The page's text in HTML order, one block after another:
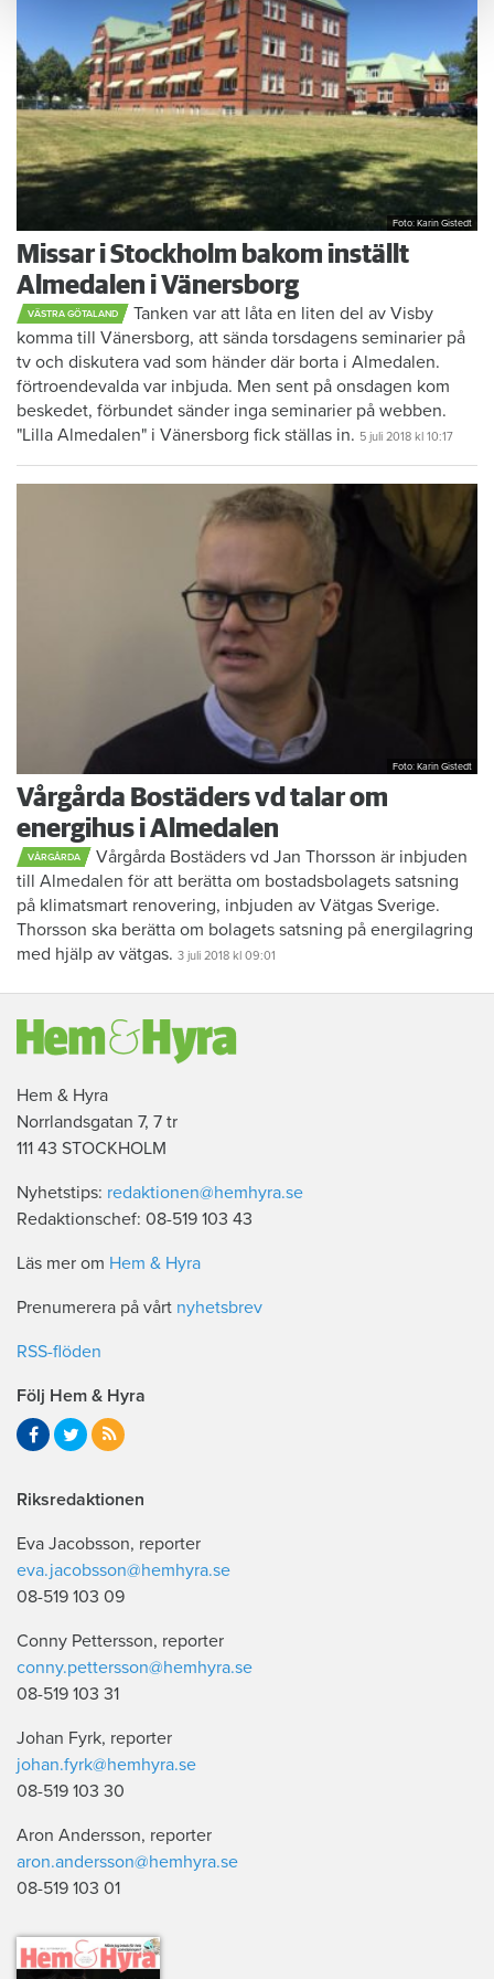
Foto: Karin Gistedt
Missar i Stockholm bakom inställt
Almedalen i Vänersborg
VÄSTRA GÖTALAND
Tanken var att låta en liten del av Visby
komma till Vänersborg, att sända torsdagens seminarier på
tv och diskutera vad som händer där borta i Almedalen.
förtroendevalda var inbjuda. Men sent på onsdagen kom
beskedet, förbundet sänder inga seminarier på webben.
"Lilla Almedalen" i Vänersborg fick ställas in. 5 juli 2018 kl 10:17
Foto: Karin Gistedt
Vårgårda Bostäders vd talar om
energihus i Almedalen
VÅRGÅRDA
Vårgårda Bostäders vd Jan Thorsson är inbjuden
till Almedalen för att berätta om bostadsbolagets satsning
på klimatsmart renovering, inbjuden av Vätgas Sverige.
Thorsson ska berätta om bolagets satsning på energilagring
med hjälp av vätgas. 3 juli 2018 kl 09:01
Hem & Hyra
Norrlandsgatan 7, 7 tr
111 43 STOCKHOLM
Nyhetstips: redaktionen@hemhyra.se
Redaktionschef: 08-519 103 43
Läs mer om Hem & Hyra
Prenumerera på vårt nyhetsbrev
RSS-flöden
Följ Hem & Hyra
Riksredaktionen
Eva Jacobsson, reporter
eva.jacobsson@hemhyra.se
08-519 103 09
Conny Pettersson, reporter
conny.pettersson@hemhyra.se
08-519 103 31
Johan Fyrk, reporter
johan.fyrk@hemhyra.se
08-519 103 30
Aron Andersson, reporter
aron.andersson@hemhyra.se
08-519 103 01